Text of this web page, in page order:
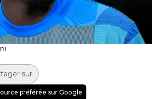
sur
préférée sur Google